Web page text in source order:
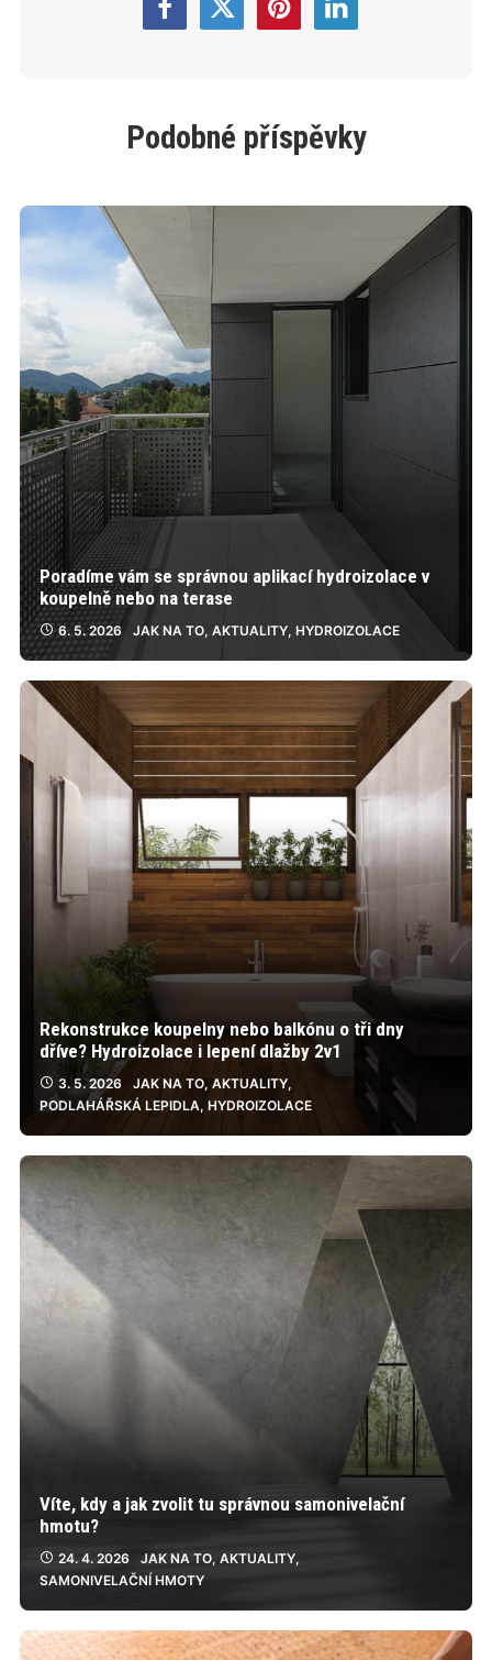
Podobné příspěvky
Poradíme vám se správnou aplikací hydroizolace v
koupelně nebo na terase
6. 5. 2026 JAK NA TO, AKTUALITY, HYDROIZOLACE
Rekonstrukce koupelny nebo balkónu o tři dny
dříve? Hydroizolace i lepení dlažby 2v1
3. 5. 2026 JAK NA TO, AKTUALITY,
PODLAHÁŘSKÁ LEPIDLA, HYDROIZOLACE
Víte, kdy a jak zvolit tu správnou samonivelační
hmotu?
24. 4. 2026 JAK NA TO, AKTUALITY,
SAMONIVELAČNÍ HMOTY